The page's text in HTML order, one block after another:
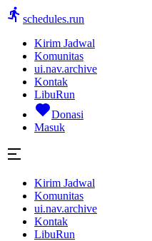
schedules.run
Kirim Jadwal
Komunitas
ui.nav.archive
Kontak
LibuRun
Donasi
Masuk
Kirim Jadwal
Komunitas
ui.nav.archive
Kontak
LibuRun